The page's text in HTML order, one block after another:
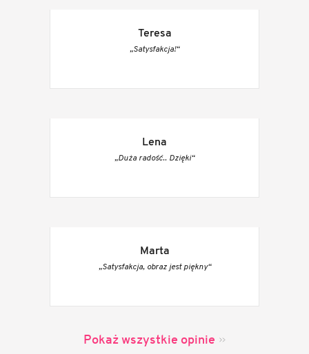
Teresa
„Satysfakcja!“
Lena
„Duża radość.. Dzięki“
Marta
„Satysfakcja, obraz jest piękny“
Pokaż wszystkie opinie